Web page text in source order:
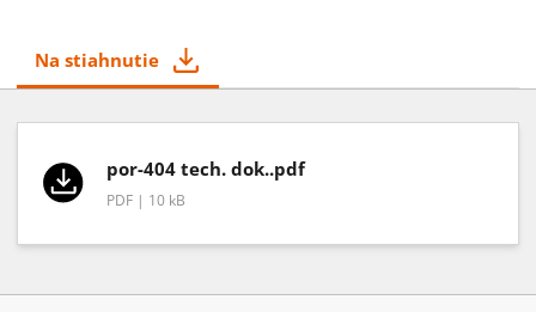
Na stiahnutie
por-404 tech. dok..pdf
PDF | 10 kB